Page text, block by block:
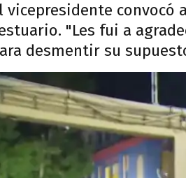
vicepresidente convocó
"Les fui a
desmentir su